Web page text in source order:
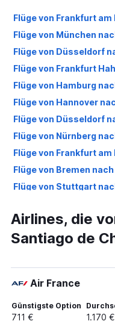
Flüge von Frankfurt
Flüge von München
Flüge von Düsseldorf
Flüge von Frankfurt
Flüge von Hamburg
Flüge von Hannover
Flüge von Düsseldorf
Flüge von Nürnberg
Flüge von Frankfurt
Flüge von Bremen
Flüge von Stuttgart
Flüge von Leipzig nach
Flüge von Dresden
Flüge von Frankfurt
Flüge von Frankfurt am
Flüge von Frankfurt am
Airlines, die
Santiago de
Air France
Günstigste Option
711 € 1.170 €